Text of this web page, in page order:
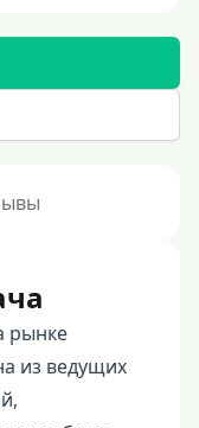
рынке
из ведущих